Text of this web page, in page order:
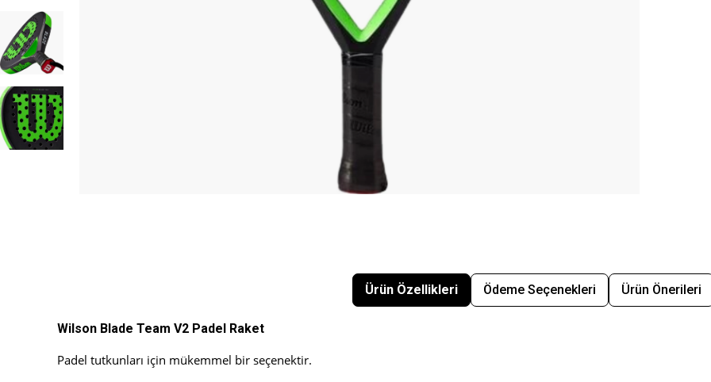
Ürün Özellikleri Ödeme Seçenekleri Ürün Önerileri
Wilson Blade Team V2 Padel Raket
Padel tutkunları için mükemmel bir seçenektir.